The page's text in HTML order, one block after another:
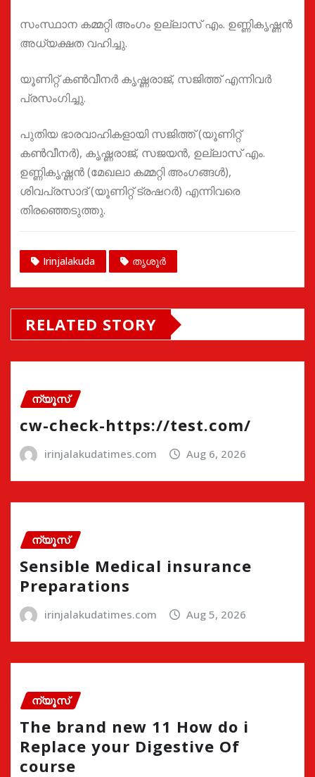
സംസ്ഥാന കമ്മറ്റി അംഗം ഉല്ലാസ് എം. ഉണ്ണികൃഷ്ണൻ
അധ്യക്ഷത വഹിച്ചു.
യൂണിറ്റ് കൺവീനർ കൃഷ്ണരാജ്, സജിത്ത് എന്നിവർ
പ്രസംഗിച്ചു.
പുതിയ ഭാരവാഹികളായി സജിത്ത് (യൂണിറ്റ്
കൺവീനർ), കൃഷ്ണരാജ്, സജയൻ, ഉല്ലാസ് എം.
ഉണ്ണികൃഷ്ണൻ (മേഖലാ കമ്മറ്റി അംഗങ്ങൾ),
ശിവപ്രസാദ് (യൂണിറ്റ് ട്രഷറർ) എന്നിവരെ
തിരഞ്ഞെടുത്തു.
Irinjalakuda തൃശൂർ
RELATED STORY
ന്യൂസ്
cw-check-https://test.com/
irinjalakudatimes.com Aug 6, 2026
ന്യൂസ്
Sensible Medical insurance
Preparations
irinjalakudatimes.com Aug 5, 2026
ന്യൂസ്
The brand new 11 How do i
Replace your Digestive Of
course